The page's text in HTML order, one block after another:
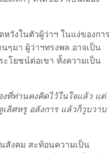
วังในตัวผู้ว่าฯ ในแง่ของการ
ๆมา ผู้ว่าฯทรงพล อาจเป็น
โยชน์ต่อเขา ทั้งความเป็น
ที่ท่านคงคิดไว้ในใจแล้ว แต่
เลิศหรู อลังการ แล้วก็วูบวาบ
สังคม สะท้อนความเป็น